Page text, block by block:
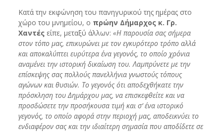
Κατά την εκφώνηση του πανηγυρικού της ημέρας στο
χώρο του μνημείου, ο πρώην Δήμαρχος κ. Γρ.
Χαντές είπε, μεταξύ άλλων: «Η παρουσία σας σήμερα
στον τόπο μας, επικυρώνει με τον εγκυρότερο τρόπο αλλά
και αποκαλύπτει ευρύτερα ένα γεγονός, το οποίο χρόνια
αναμένει την ιστορική δικαίωση του. Λαμπρύνετε με την
επίσκεψης σας πολλούς πανελλήνια γνωστούς τόπους
αγώνων και θυσιών. Το γεγονός ότι αποδεχθήκατε την
πρόσκληση του Δημάρχου μας, να επισκεφθείτε και να
προσδώσετε την προσήκουσα τιμή και σ’ ένα ιστορικό
γεγονός, το οποίο αφορά στην περιοχή μας, αποδεικνύει το
ενδιαφέρον σας και την ιδιαίτερη σημασία που αποδίδετε σε